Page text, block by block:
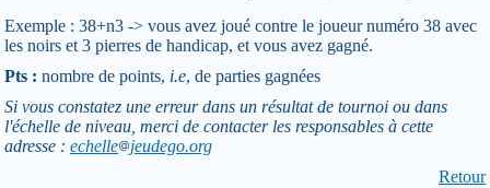
Exemple : 38+n3 -> vous avez joué contre le joueur numéro 38 avec
les noirs et 3 pierres de handicap, et vous avez gagné.
Pts : nombre de points, i.e, de parties gagnées
Si vous constatez une erreur dans un résultat de tournoi ou dans
l'échelle de niveau, merci de contacter les responsables à cette
adresse : echelle
jeudego.org
Retour